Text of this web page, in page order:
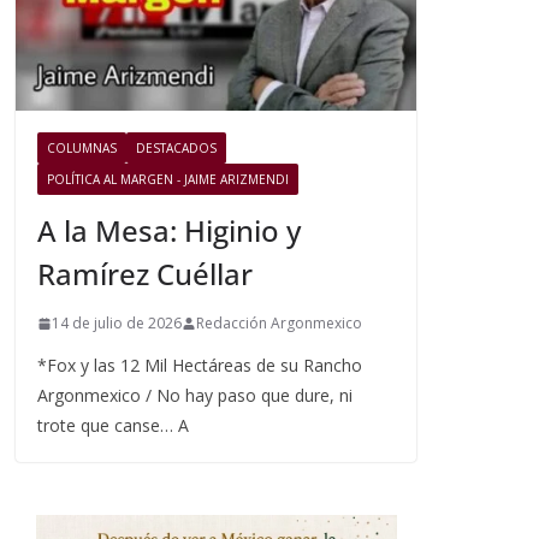
COLUMNAS
DESTACADOS
POLÍTICA AL MARGEN - JAIME ARIZMENDI
A la Mesa: Higinio y
Ramírez Cuéllar
14 de julio de 2026 Redacción Argonmexico
*Fox y las 12 Mil Hectáreas de su Rancho
Argonmexico / No hay paso que dure, ni
trote que canse… A